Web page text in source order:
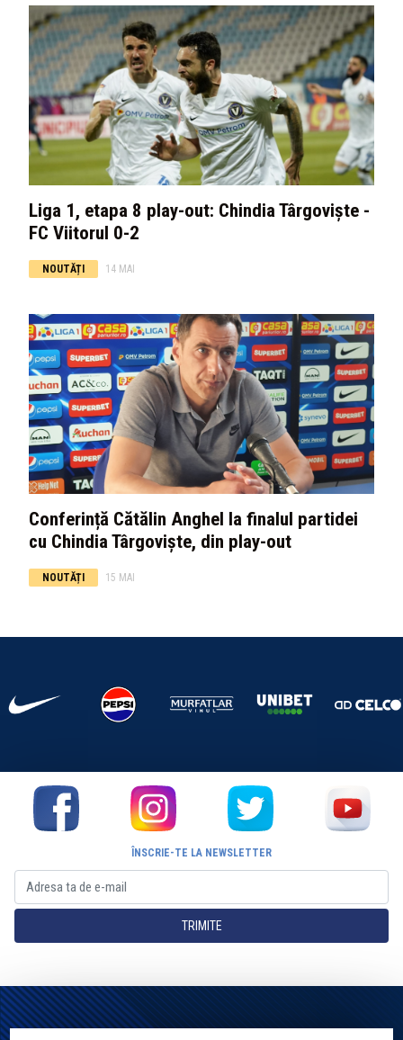
Liga 1, etapa 8 play-out: Chindia Târgoviște -
FC Viitorul 0-2
NOUTĂȚI 14 MAI
Conferință Cătălin Anghel la finalul partidei
cu Chindia Târgoviște, din play-out
NOUTĂȚI 15 MAI
ÎNSCRIE-TE LA NEWSLETTER
TRIMITE